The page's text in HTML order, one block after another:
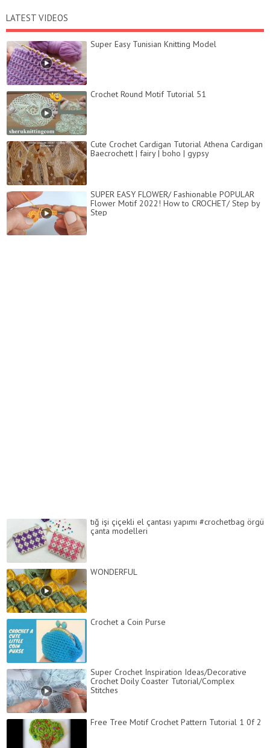
LATEST VIDEOS
Super Easy Tunisian Knitting Model
Crochet Round Motif Tutorial 51
Cute Crochet Cardigan Tutorial Athena Cardigan
Baecrochett | fairy | boho | gypsy
SUPER EASY FLOWER/ Fashionable POPULAR
Flower Motif 2022! How to CROCHET/ Step by
Step
tığ işi çiçekli el çantası yapımı #crochetbag örgü
çanta modelleri
WONDERFUL
Crochet a Coin Purse
Super Crochet Inspiration Ideas/Decorative
Crochet Doily Coaster Tutorial/Complex
Stitches
Free Tree Motif Crochet Pattern Tutorial 1 0f 2